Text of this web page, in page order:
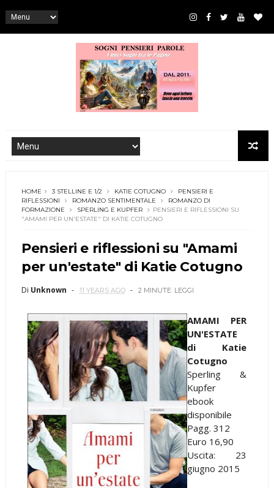
HOME 3 STELLINE E 1/2 KATIE COTUGNO
PENSIERI E
RIFLESSIONI
ROMANZO SENTIMENTALE
ROMANZO DI
FORMAZIONE
SPERLING E KUPFER
PENSIERI E RIFLESSIONI SU
"AMAMI PER UN'ESTATE" DI KATIE COTUGNO
Pensieri e riflessioni su "Amami
per un'estate" di Katie Cotugno
Di Unknown 11 YEARS AGO 2 MINUTE LEGGI
AMAMI PER
UN'ESTATE
di Katie
Cotugno
Sperling &
Kupfer
ebook
disponibile
Pagg. 312
Euro 16,90
Uscita: 23
giugno 2015